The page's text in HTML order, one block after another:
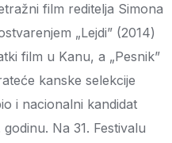
film reditelja Simona
„Lejdi” (2014)
film u Kanu, a „Pesnik”
kanske selekcije
i nacionalni kandidat
Na 31. Festivalu